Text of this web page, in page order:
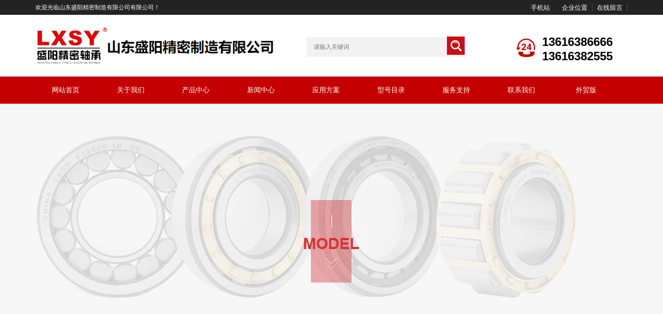
欢迎光临山东盛阳精密制造有限公司有限公司！ 在线留言
企业位置
手机站
13616386666
13616382555
网站首页 关于我们 产品中心 新闻中心 应用方案 型号目录 服务支持 联系我们 外贸版